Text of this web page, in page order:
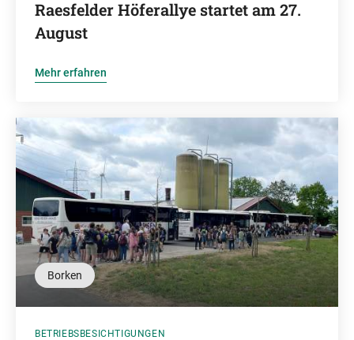
Raesfelder Höferallye startet am 27.
August
Mehr erfahren
Borken
BETRIEBSBESICHTIGUNGEN